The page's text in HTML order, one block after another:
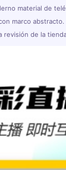
material de
marco abstracto.
revisión de la